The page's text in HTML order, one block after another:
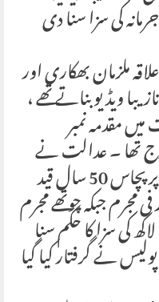
کی سزا سنا دی
ملزمان بھکاری اور
ویڈیو بناتے تھے ،
مقدمہ نمبر
درج تھا ۔ عدالت نے
تین مجرمان کو جرم ثابت ہونے پر پچاس 50 سال قید
ہزار فی مجرم جبکہ چوتھے مجرم
کو 20 سال قید بامشقت اور 10 لاکھ کی سزا کا حکم سنا
کو 2021 میں پولیس نے گرفتار کیا گیا